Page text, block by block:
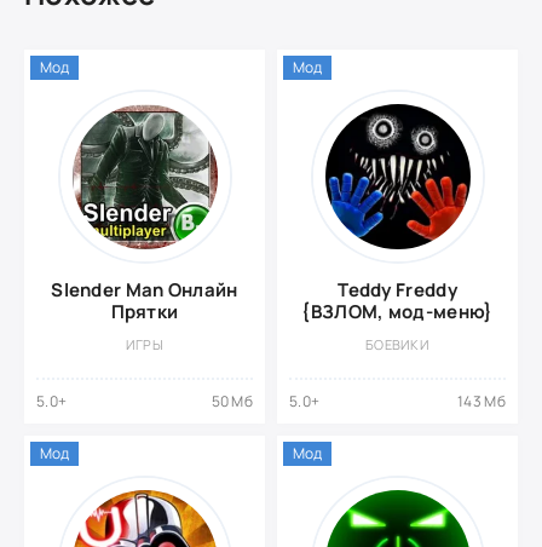
Slender Man Онлайн
Прятки
ИГРЫ
5.0+ 50 Мб
Мод
Teddy Freddy
{ВЗЛОМ, мод-меню}
БОЕВИКИ
5.0+ 143 Мб
Мод
Мод Мод